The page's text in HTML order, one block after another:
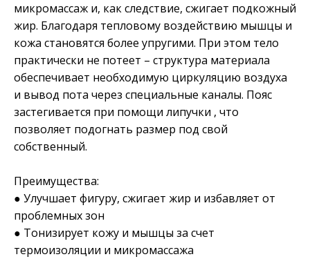
микромассаж и, как следствие, сжигает подкожный
жир. Благодаря тепловому воздействию мышцы и
кожа становятся более упругими. При этом тело
практически не потеет – структура материала
обеспечивает необходимую циркуляцию воздуха
и вывод пота через специальные каналы. Пояс
застегивается при помощи липучки , что
позволяет подогнать размер под свой
собственный.
Преимущества:
● Улучшает фигуру, сжигает жир и избавляет от
проблемных зон
● Тонизирует кожу и мышцы за счет
термоизоляции и микромассажа